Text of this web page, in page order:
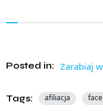
Posted in: Zarabiaj
Tags: afiliacja